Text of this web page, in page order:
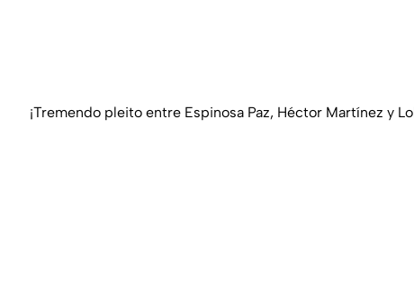
¡Tremendo pleito entre Espinosa Paz, Héctor Martínez y